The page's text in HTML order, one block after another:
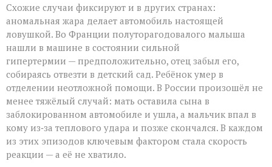
Схожие случаи фиксируют и в других странах:
аномальная жара делает автомобиль настоящей
ловушкой. Во Франции полуторагодовалого малыша
нашли в машине в состоянии сильной
гипертермии — предположительно, отец забыл его,
собираясь отвезти в детский сад. Ребёнок умер в
отделении неотложной помощи. В России произошёл не
менее тяжёлый случай: мать оставила сына в
заблокированном автомобиле и ушла, а мальчик впал в
кому из‑за теплового удара и позже скончался. В каждом
из этих эпизодов ключевым фактором стала скорость
реакции — а её не хватило.